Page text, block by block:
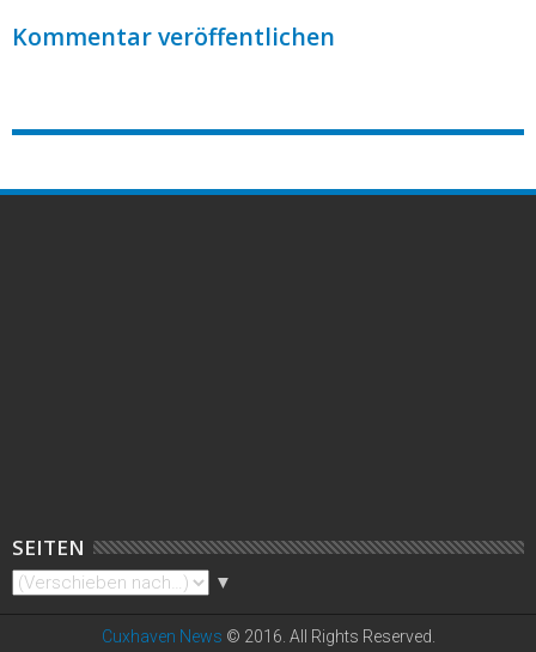
Kommentar veröffentlichen
SEITEN
▼
Cuxhaven News © 2016. All Rights Reserved.